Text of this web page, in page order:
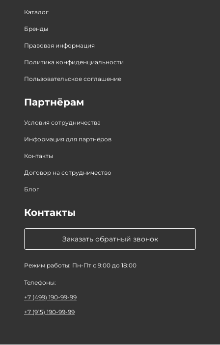
Каталог
Бренды
Правовая информация
Политика конфиденциальности
Пользовательское соглашение
Партнёрам
Условия сотрудничества
Информация для партнёров
Контакты
Договор на сотрудничество
Блог
Заказать обратный звонок
Режим работы: Пн-Пт с 9:00 до 18:00
Контакты
Телефоны:
+7 (499) 190-99-99
+7 (915) 190-99-99